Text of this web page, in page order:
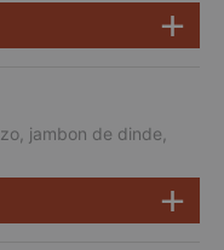
jambon de dinde,